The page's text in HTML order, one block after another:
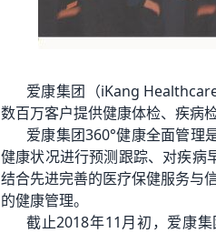
爱康集团（iKang
数百万客户提供健康体检、疾病
爱康集团360°健康全面管理
健康状况进行预测跟踪、对疾病
结合先进完善的医疗保健服务与
的健康管理。
截止2018年11月初，爱康